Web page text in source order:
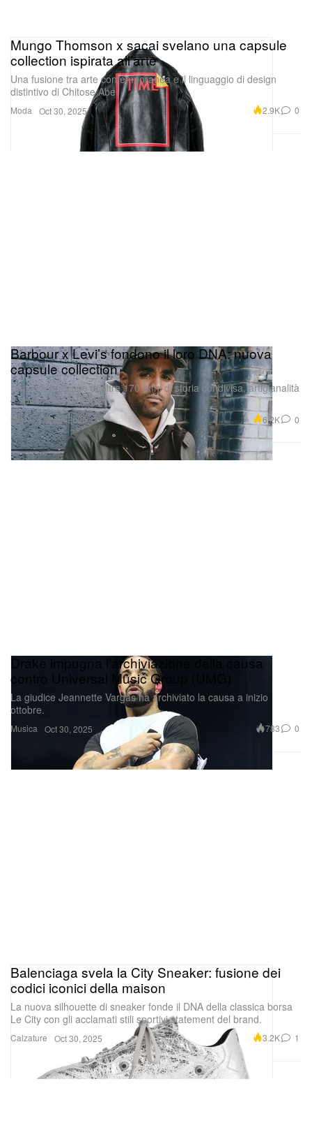
Moda
Mungo Thomson x sacai svelano una capsule
collection ispirata all’arte
Una fusione tra arte contemporanea e il linguaggio di design
distintivo di Chitose Abe.
Oct 30, 2025 2.9K 0
Moda
Barbour x Levi’s fondono il loro DNA: nuova
capsule collection
Una celebrazione di oltre 170 anni di storia condivisa, artigianalità
e spirito d’avventura.
Oct 30, 2025 6.2K 0
Musica
Drake impugna l’archiviazione della causa
contro Universal Music Group (UMG)
La giudice Jeannette Vargas ha archiviato la causa a inizio
ottobre.
Oct 30, 2025 783 0
Calzature
Balenciaga svela la City Sneaker: fusione dei
codici iconici della maison
La nuova silhouette di sneaker fonde il DNA della classica borsa
Le City con gli acclamati stili sportivi statement del brand.
Oct 30, 2025 3.2K 1